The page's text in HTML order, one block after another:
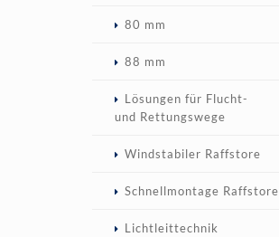
80 mm
88 mm
Lösungen für Flucht-
und Rettungswege
Windstabiler Raffstore
Schnellmontage Raffstore
Lichtleittechnik